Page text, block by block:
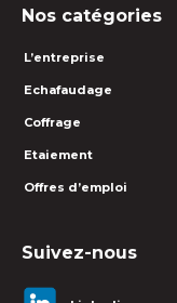
Nos catégories
L’entreprise
Echafaudage
Coffrage
Etaiement
Offres d’emploi
Suivez-nous